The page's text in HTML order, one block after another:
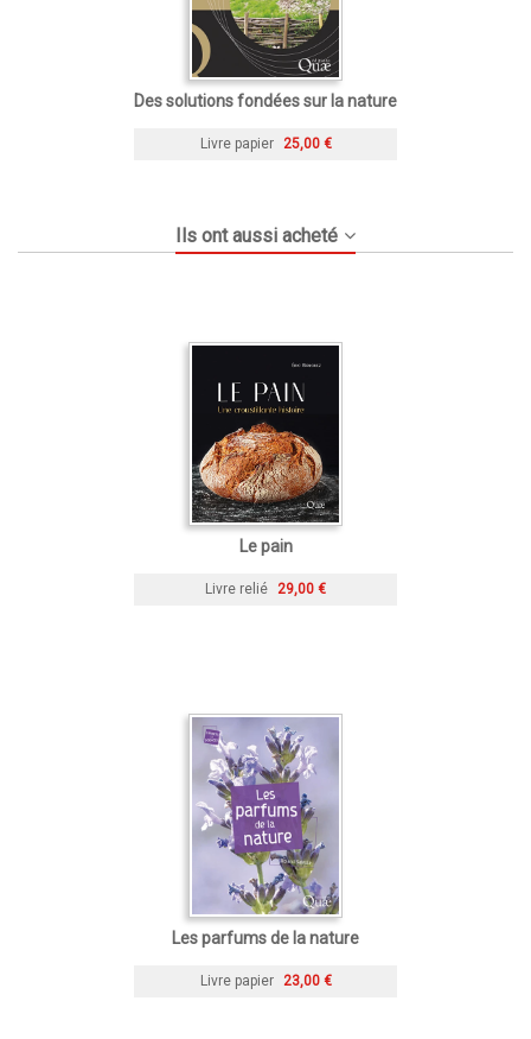
Des solutions fondées sur la nature
Livre papier 25,00 €
Ils ont aussi acheté
Le pain
Livre relié 29,00 €
Les parfums de la nature
Livre papier 23,00 €